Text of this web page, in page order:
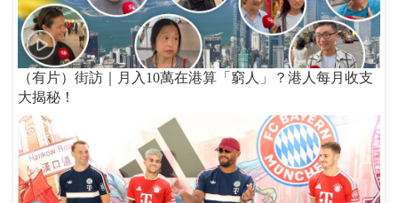
（有片）街訪｜月入10萬在港算「窮人」？港人每月收支
大揭秘！